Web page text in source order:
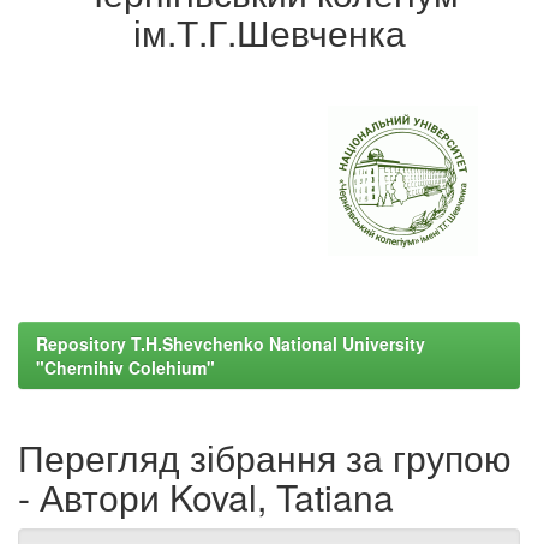
ім.Т.Г.Шевченка
Repository T.H.Shevchenko National University
"Chernihiv Colehium"
Перегляд зібрання за групою
- Автори Koval, Tatiana